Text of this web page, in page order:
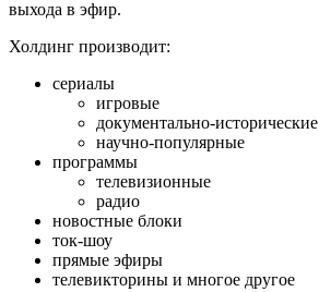
выхода в эфир.
Холдинг производит:
сериалы
игровые
документально-исторические
научно-популярные
программы
телевизионные
радио
новостные блоки
ток-шоу
прямые эфиры
телевикторины и многое другое